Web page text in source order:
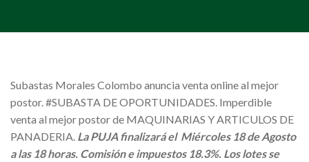
Subastas Morales Colombo anuncia venta online al mejor
postor. #SUBASTA DE OPORTUNIDADES. Imperdible
venta al mejor postor de MAQUINARIAS Y ARTICULOS DE
PANADERIA. La PUJA finalizará el Miércoles 18 de Agosto
a las 18 horas. Comisión e impuestos 18.3%. Los lotes se